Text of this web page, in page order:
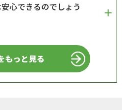
心できるのでしょう
もっと見る